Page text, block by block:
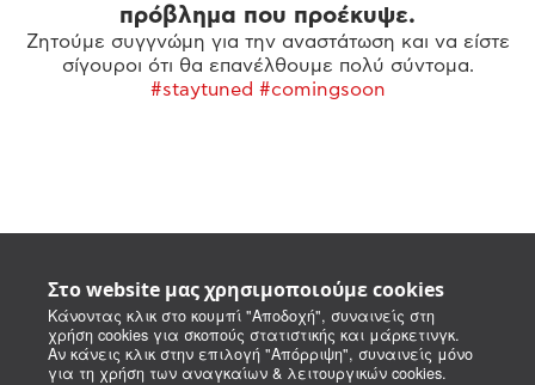
Στο website μας χρησιμοποιούμε cookies
Κάνοντας κλικ στο κουμπί "Αποδοχή", συναινείς στη
χρήση cookies για σκοπούς στατιστικής και μάρκετινγκ.
Αν κάνεις κλικ στην επιλογή "Απόρριψη", συναινείς μόνο
για τη χρήση των αναγκαίων & λειτουργικών cookies.
πρόβλημα που προέκυψε.
Ζητούμε συγγνώμη για την αναστάτωση και να είστε
σίγουροι ότι θα επανέλθουμε πολύ σύντομα.
#staytuned #comingsoon